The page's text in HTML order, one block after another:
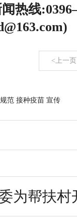
热线
<上一页
范 接种疫苗 宣传
为帮扶